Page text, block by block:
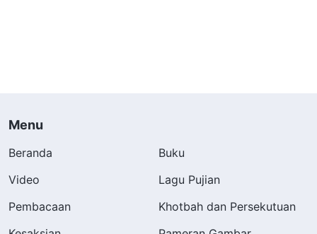
Menu
Beranda
Buku
Video
Lagu Pujian
Pembacaan
Khotbah dan Persekutuan